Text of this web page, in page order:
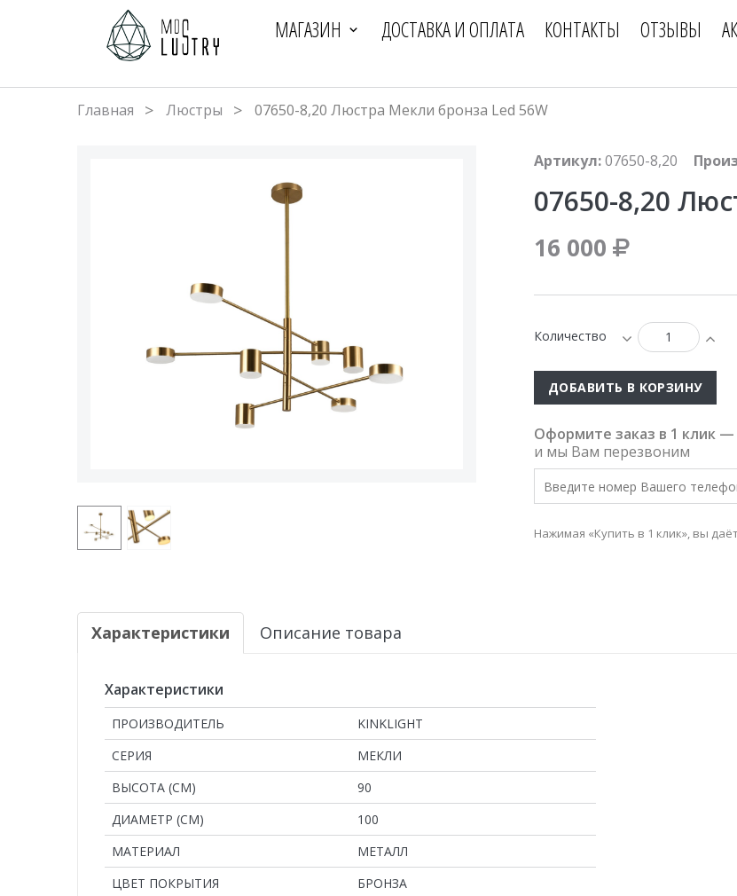
МАГАЗИН ДОСТАВКА И ОПЛАТА КОНТАКТЫ ОТЗЫВЫ
Главная Люстры 07650-8,20 Люстра Мекли бронза Led 56W
Артикул:07650-8,20
07650-8,20
16 000
Количество
ДОБАВИТЬ В КОРЗИНУ
Оформите заказ в 1 клик —
и мы Вам перезвоним
Нажимая «Купить в 1 клик», вы
Характеристики Описание товара
Характеристики
ПРОИЗВОДИТЕЛЬ
KINKLIGHT
СЕРИЯ
МЕКЛИ
ВЫСОТА (СМ)
90
ДИАМЕТР (СМ)
100
MАТЕРИАЛ
МЕТАЛЛ
ЦВЕТ ПОКРЫТИЯ
БРОНЗА